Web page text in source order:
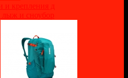
и крепления д
лыж и сноубор